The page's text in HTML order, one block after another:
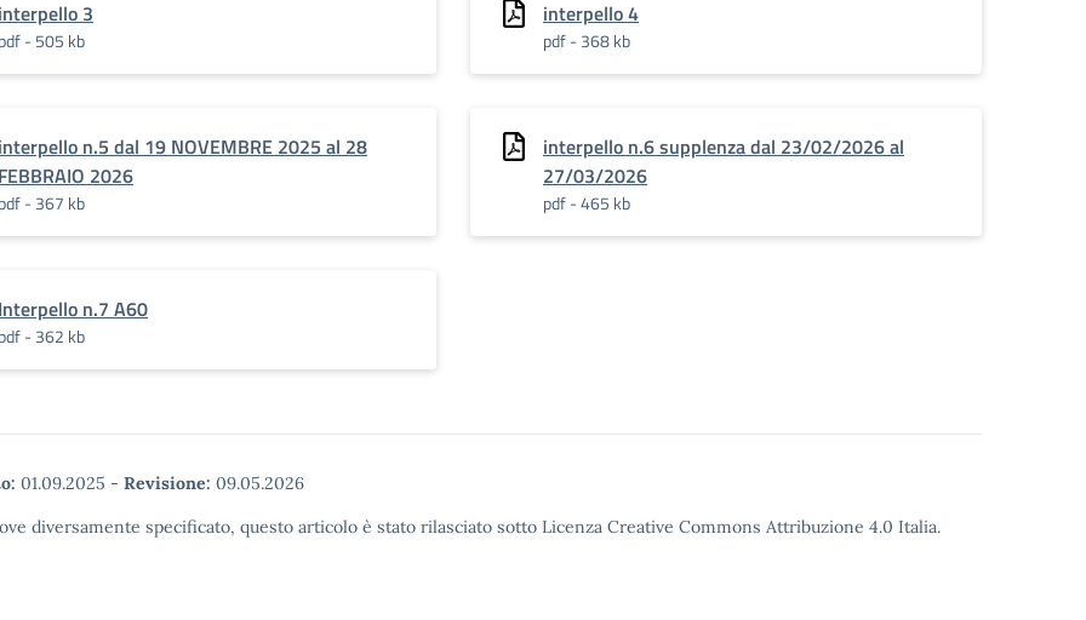
3
- 505 kb
interpello 4
pdf - 368 kb
n.5 dal 19 NOVEMBRE 2025 al 28
2026
- 367 kb
interpello n.6 supplenza dal 23/02/2026 al
27/03/2026
pdf - 465 kb
n.7 A60
- 362 kb
01.09.2025 - Revisione: 09.05.2026
diversamente specificato, questo articolo è stato rilasciato sotto Licenza Creative Commons Attribuzione 4.0 Italia.